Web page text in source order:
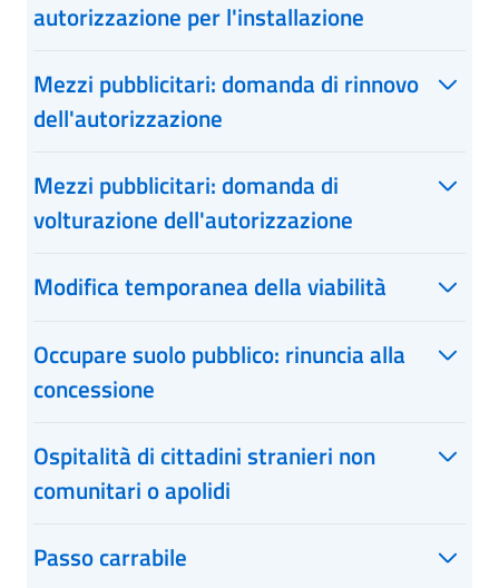
autorizzazione per l'installazione
Mezzi pubblicitari: domanda di rinnovo
dell'autorizzazione
Mezzi pubblicitari: domanda di
volturazione dell'autorizzazione
Modifica temporanea della viabilità
Occupare suolo pubblico: rinuncia alla
concessione
Ospitalità di cittadini stranieri non
comunitari o apolidi
Passo carrabile